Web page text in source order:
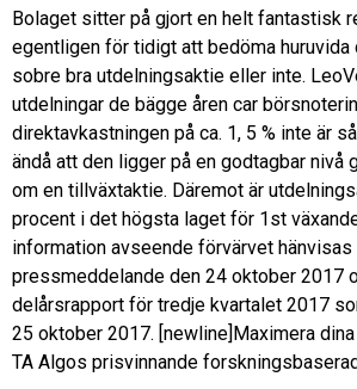
Bolaget sitter på gjort en helt fantastisk
egentligen för tidigt att bedöma huruvida
sobre bra utdelningsaktie eller inte.
utdelningar de bägge åren car
direktavkastningen på ca. 1, 5 % inte är
ändå att den ligger på en godtagbar nivå
om en tillväxtaktie. Däremot är
procent i det högsta laget för 1st
information avseende förvärvet hänvisas
pressmeddelande den 24 oktober 2017
delårsrapport för tredje kvartalet 2017
25 oktober 2017. [newline]Maximera
TA Algos prisvinnande